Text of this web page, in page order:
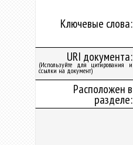
Ключевые слова:
URI документа:
(Используйте для цитирования и
ссылки на документ)
Расположен в
разделе: